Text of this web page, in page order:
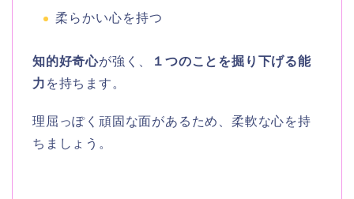
柔らかい心を持つ
知的好奇心が強く、
１つのことを掘り下げる能
力 を持ちます。
理屈っぽく頑固な面があるため、柔軟な心を持
ちましょう。